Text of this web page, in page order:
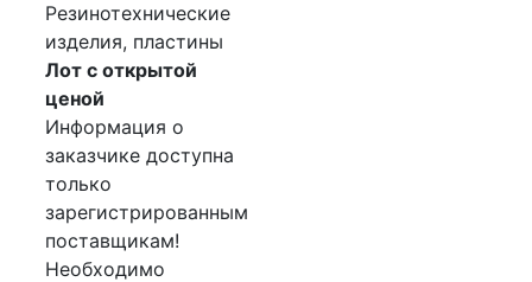
Резинотехнические
изделия, пластины
Лот с открытой
ценой
Информация о
заказчике доступна
только
зарегистрированным
поставщикам!
Необходимо